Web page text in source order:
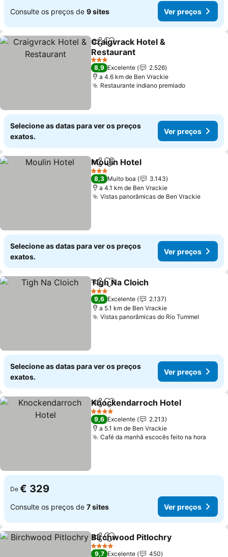
Consulte os preços de 9 sites Ver preços
PartilharAdicionar aos favoritos
Craigvrack Hotel &
Restaurant
Ver preços
3 Estrelas
8,9 Excelente
2.526
a 4.6 km de Ben Vrackie
Restaurante indiano premiadoVer preços
Selecione as datas para ver os preços
exatos.
Ver preços
PartilharAdicionar aos favoritos
Moulin Hotel
3 Estrelas
8,3 Muito boa
3.143
a 4.1 km de Ben Vrackie
Vistas panorâmicas de Ben VrackieVer
Selecione as datas para ver os preços
exatos.
Ver preços
PartilharAdicionar aos favoritos
Tigh Na Cloich
3 Estrelas
9,6 Excelente
2.137
a 5.1 km de Ben Vrackie
Vistas panorâmicas do Rio Tummel
Selecione as datas para ver os preços
exatos.
Ver preços
PartilharAdicionar aos favoritos
Knockendarroch Hotel
4 Estrelas
9,6 Excelente
2.213
a 5.1 km de Ben Vrackie
Café da manhã escocês feito na hora
De € 329
Consulte os preços de 7 sites Ver preços
PartilharAdicionar aos favoritos
Birchwood Pitlochry
4 Estrelas
9,7 Excelente 450